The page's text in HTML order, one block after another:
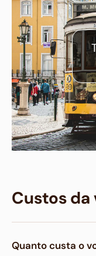
Custos da
Quanto custa o